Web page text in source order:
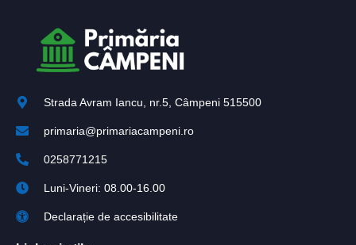
Strada Avram Iancu, nr.5, Câmpeni 515500
primaria@primariacampeni.ro
0258771215
Luni-Vineri: 08.00-16.00
Declarație de accesibilitate